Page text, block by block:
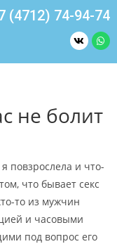
(4712) 74-94-74
не болит
повзрослела и что-
что бывает секс
то из мужчин
и часовыми
под вопрос его